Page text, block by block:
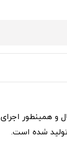
و همینطور اجرای
شده است.